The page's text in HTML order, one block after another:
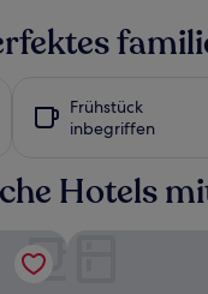
Frühstück
inbegriffen
Hotels